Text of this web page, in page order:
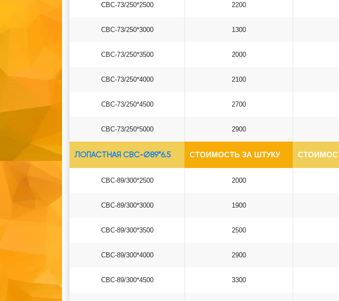
СВС-73/250*2500 2200
СВС-73/250*3000 1300
СВС-73/250*3500 2000
СВС-73/250*4000 2100
СВС-73/250*4500 2700
СВС-73/250*5000 2900
ЛОПАСТНАЯ СВС-Ø89*6.5 СТОИМОСТЬ ЗА ШТУКУ
СВС-89/300*2500 2000
СВС-89/300*3000 1900
СВС-89/300*3500 2500
СВС-89/300*4000 2900
СВС-89/300*4500 3300